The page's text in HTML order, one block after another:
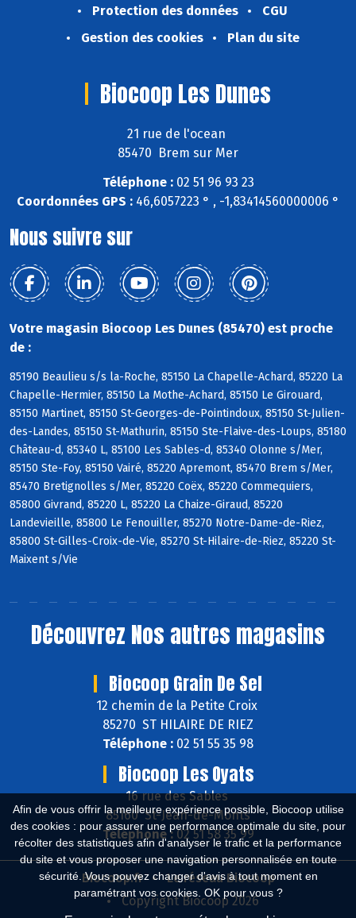
Afin de vous offrir la meilleure expérience possible, Biocoop utilise
des cookies : pour assurer une performance optimale du site, pour
récolter des statistiques afin d'analyser le trafic et la performance
du site et vous proposer une navigation personnalisée en toute
sécurité. Vous pouvez changer d'avis à tout moment en
paramétrant vos cookies. OK pour vous ?
Protection des données
CGU
Gestion des cookies
Plan du site
Biocoop Les Dunes
21 rue de l'ocean
85470 Brem sur Mer
Téléphone :02 51 96 93 23
Coordonnées GPS : 46,6057223 ° , -1,83414560000006 °
Nous suivre sur
Votre magasin Biocoop Les Dunes (85470) est proche
de :
85190 Beaulieu s/s la-Roche, 85150 La Chapelle-Achard, 85220 La
Chapelle-Hermier, 85150 La Mothe-Achard, 85150 Le Girouard,
85150 Martinet, 85150 St-Georges-de-Pointindoux, 85150 St-Julien-
des-Landes, 85150 St-Mathurin, 85150 Ste-Flaive-des-Loups, 85180
Château-d, 85340 L, 85100 Les Sables-d, 85340 Olonne s/Mer,
85150 Ste-Foy, 85150 Vairé, 85220 Apremont, 85470 Brem s/Mer,
85470 Bretignolles s/Mer, 85220 Coëx, 85220 Commequiers,
85800 Givrand, 85220 L, 85220 La Chaize-Giraud, 85220
Landevieille, 85800 Le Fenouiller, 85270 Notre-Dame-de-Riez,
85800 St-Gilles-Croix-de-Vie, 85270 St-Hilaire-de-Riez, 85220 St-
Maixent s/Vie
Découvrez Nos autres magasins
Biocoop Grain De Sel
12 chemin de la Petite Croix
85270 ST HILAIRE DE RIEZ
Téléphone : 02 51 55 35 98
Biocoop Les Oyats
16 rue des Sables
85160 St-Jean-de-Monts
Téléphone :02 51 58 35 99
Biocoop.fr
Le réseau Biocoop
Copyright Biocoop 2026